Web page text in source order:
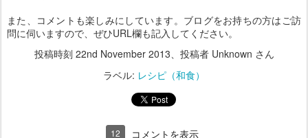
また、コメントも楽しみにしています。ブログをお持ちの方はご訪
問に伺いますので、ぜひURL欄も記入してください。
投稿時刻 22nd November 2013、投稿者 Unknown さん
ラベル: レシピ（和食）
12 コメントを表示